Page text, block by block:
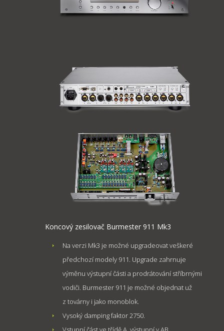
Koncový zesilovač Burmester 911 Mk3
Na verzi Mk3 je možné upgradeovat veškeré
předchozí modely 911. Upgrade zahrnuje
výměnu výstupní části a prodrátování stříbrnými
vodiči. Burmester 911 je možné objednat už
z továrny i jako monoblok.
Vysoký damping faktor 2750.